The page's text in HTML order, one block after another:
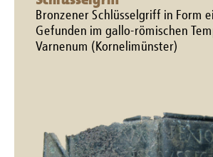
Bronzener Schlüsselgriff in Form
Gefunden im gallo-römischen
Varnenum (Kornelimünster)